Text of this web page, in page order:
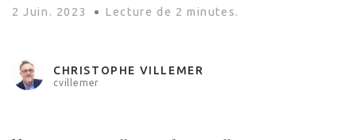
2 Juin. 2023 Lecture de 2 minutes.
CHRISTOPHE VILLEMER
cvillemer